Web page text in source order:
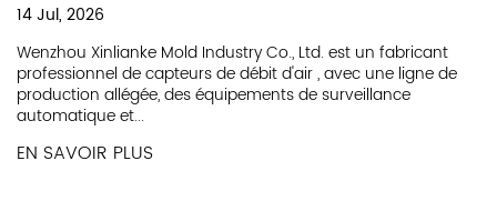
Jul, 2026
Xinlianke Mold Industry Co., Ltd. est un fabricant
de capteurs de débit d'air , avec une ligne de
allégée, des équipements de surveillance
et...
SAVOIR PLUS